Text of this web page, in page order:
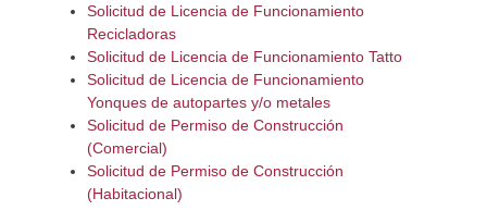
Solicitud de Licencia de Funcionamiento
Recicladoras
Solicitud de Licencia de Funcionamiento Tatto
Solicitud de Licencia de Funcionamiento
Yonques de autopartes y/o metales
Solicitud de Permiso de Construcción
(Comercial)
Solicitud de Permiso de Construcción
(Habitacional)